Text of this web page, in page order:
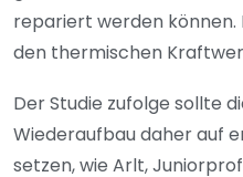
repariert werden können.
den thermischen
Der Studie zufolge sollte
Wiederaufbau daher auf
setzen, wie Arlt,